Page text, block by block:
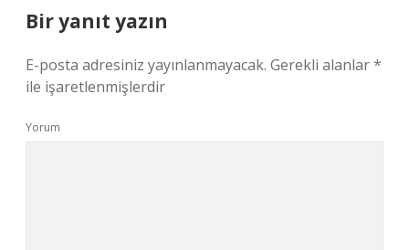
Bir yanıt yazın
E-posta adresiniz yayınlanmayacak. Gerekli alanlar*
ile işaretlenmişlerdir
Yorum